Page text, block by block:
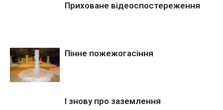
Приховане відеоспостереження
Пінне пожежогасіння
І знову про заземлення